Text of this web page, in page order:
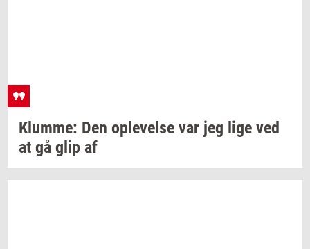
Klum­me: Den op­le­vel­se var jeg lige ved
at gå glip af